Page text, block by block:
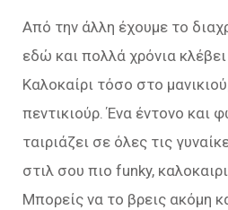
Από την άλλη έχουμε το
εδώ και πολλά χρόνια
Καλοκαίρι τόσο στο
πεντικιούρ. Ένα έντονο και
ταιριάζει σε όλες τις
στιλ σου πιο funky,
Μπορείς να το βρεις ακόμη